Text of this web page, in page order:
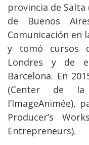
provincia de Salta
de Buenos
Comunicación en
y tomó cursos
Londres y de
Barcelona. En
(Center de la
l’ImageAnimée),
Producer’s
Entrepreneurs).